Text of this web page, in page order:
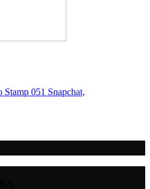
051 Snapchat,